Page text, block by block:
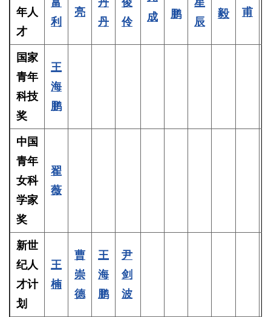
年人
才
富
利
亮
丹
丹
俊
伶
成
鹏
星
辰
毅
甫
国家
青年
科技
奖
王
海
鹏
中国
青年
女科
学家
奖
翟
薇
新世
纪人
才计
划
王
楠
曹
崇
德
王
海
鹏
尹
剑
波